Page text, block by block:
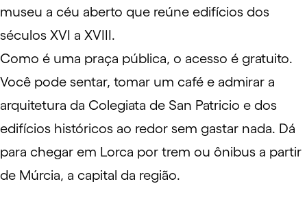
museu a céu aberto que reúne edifícios dos
séculos XVI a XVIII.
Como é uma praça pública, o acesso é gratuito.
Você pode sentar, tomar um café e admirar a
arquitetura da Colegiata de San Patricio e dos
edifícios históricos ao redor sem gastar nada. Dá
para chegar em Lorca por trem ou ônibus a partir
de Múrcia, a capital da região.